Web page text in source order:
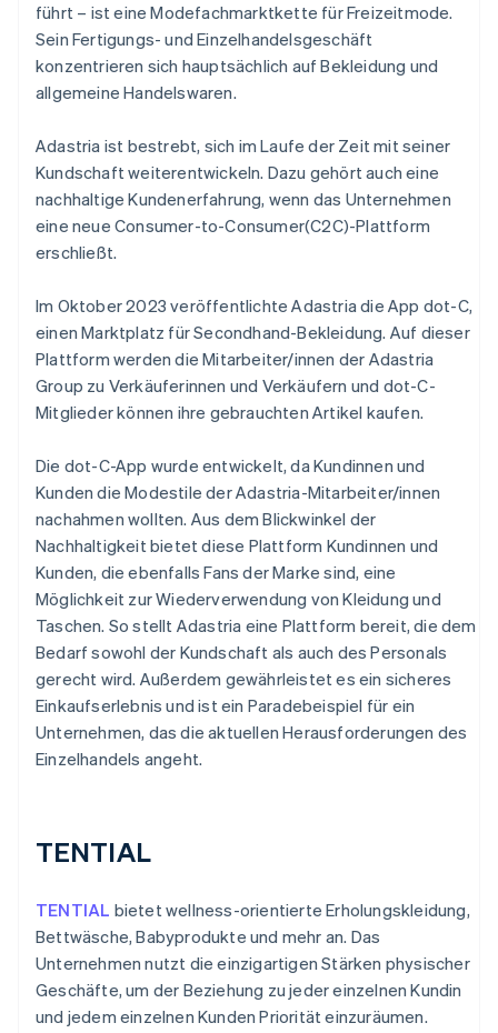
führt – ist eine Modefachmarktkette für Freizeitmode.
Sein Fertigungs- und Einzelhandelsgeschäft
konzentrieren sich hauptsächlich auf Bekleidung und
allgemeine Handelswaren.
Adastria ist bestrebt, sich im Laufe der Zeit mit seiner
Kundschaft weiterentwickeln. Dazu gehört auch eine
nachhaltige Kundenerfahrung, wenn das Unternehmen
eine neue Consumer-to-Consumer(C2C)-Plattform
erschließt.
Im Oktober 2023 veröffentlichte Adastria die App dot-C,
einen Marktplatz für Secondhand-Bekleidung. Auf dieser
Plattform werden die Mitarbeiter/innen der Adastria
Group zu Verkäuferinnen und Verkäufern und dot-C-
Mitglieder können ihre gebrauchten Artikel kaufen.
Die dot-C-App wurde entwickelt, da Kundinnen und
Kunden die Modestile der Adastria-Mitarbeiter/innen
nachahmen wollten. Aus dem Blickwinkel der
Nachhaltigkeit bietet diese Plattform Kundinnen und
Kunden, die ebenfalls Fans der Marke sind, eine
Möglichkeit zur Wiederverwendung von Kleidung und
Taschen. So stellt Adastria eine Plattform bereit, die dem
Bedarf sowohl der Kundschaft als auch des Personals
gerecht wird. Außerdem gewährleistet es ein sicheres
Einkaufserlebnis und ist ein Paradebeispiel für ein
Unternehmen, das die aktuellen Herausforderungen des
Einzelhandels angeht.
TENTIAL
TENTIAL bietet wellness-orientierte Erholungskleidung,
Bettwäsche, Babyprodukte und mehr an. Das
Unternehmen nutzt die einzigartigen Stärken physischer
Geschäfte, um der Beziehung zu jeder einzelnen Kundin
und jedem einzelnen Kunden Priorität einzuräumen.